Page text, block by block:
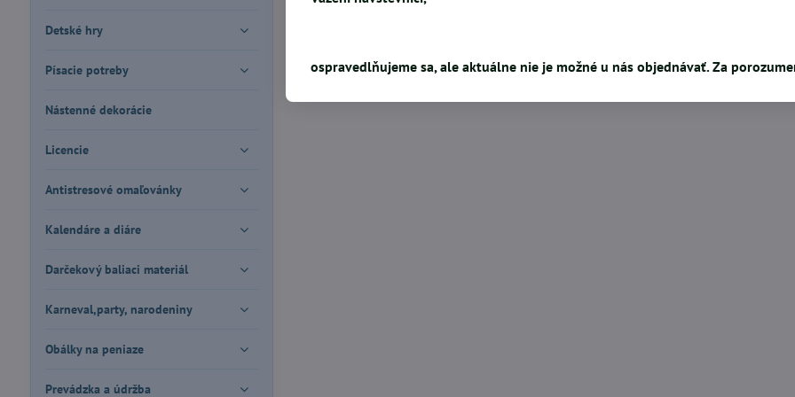
Detské hry
Písacie potreby
Nástenné dekorácie
Licencie
Antistresové omaľovánky
Kalendáre a diáre
Darčekový baliaci materiál
Karneval,party, narodeniny
Obálky na peniaze
Prevádzka a údržba
ospravedlňujeme sa, ale aktuálne nie je možné u nás objednávať. Za